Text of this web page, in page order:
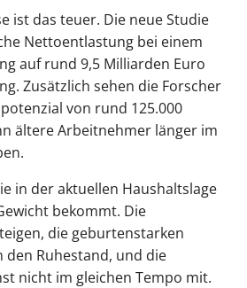
ist das teuer. Die neue Studie
Nettoentlastung bei einem
auf rund 9,5 Milliarden Euro
Zusätzlich sehen die Forscher
von rund 125.000
ältere Arbeitnehmer länger im
in der aktuellen Haushaltslage
bekommt. Die
die geburtenstarken
den Ruhestand, und die
nicht im gleichen Tempo mit.